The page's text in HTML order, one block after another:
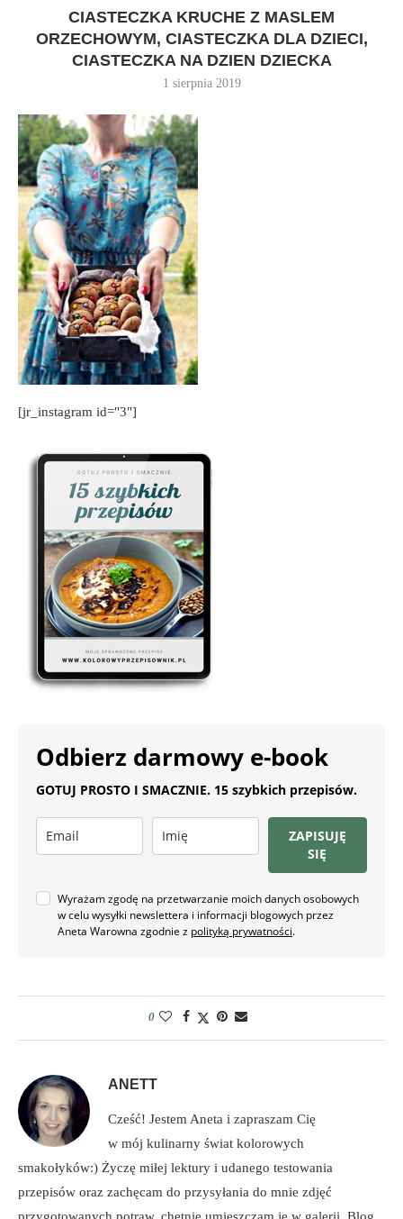
CIASTECZKA KRUCHE Z MASLEM
ORZECHOWYM, CIASTECZKA DLA DZIECI,
CIASTECZKA NA DZIEN DZIECKA
1 sierpnia 2019
[jr_instagram id="3"]
Odbierz darmowy e-book
GOTUJ PROSTO I SMACZNIE. 15 szybkich przepisów.
ZAPISUJĘ
SIĘ
Wyrażam zgodę na przetwarzanie moich danych osobowych
w celu wysyłki newslettera i informacji blogowych przez
Aneta Warowna zgodnie z polityką prywatności.
0
ANETT
Cześć! Jestem Aneta i zapraszam Cię
w mój kulinarny świat kolorowych
smakołyków:) Życzę miłej lektury i udanego testowania
przepisów oraz zachęcam do przysyłania do mnie zdjęć